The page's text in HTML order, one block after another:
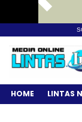
HOME LINTAS